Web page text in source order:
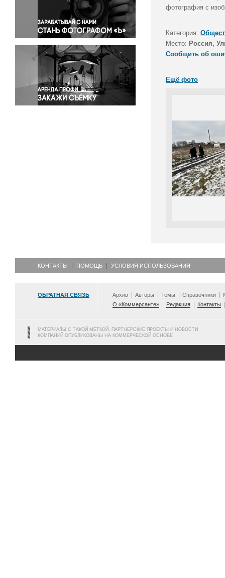
Правосудие
Происшествия и конфликты
Религия
Светская жизнь
Спорт
Экология
Экономика и бизнес
фотография с
Категория:
Место: Россия,
Сообщить об
Ещё фото
КОНТАКТЫ ПОМОЩЬ УСЛОВИЯ ИСПОЛЬЗОВАНИЯ
ОБРАТНАЯ СВЯЗЬ Архив Авторы Темы Справочники
О «Коммерсанте»
Редакция Контакты
МАТЕРИАЛЫ С ТАКОЙ МЕТКОЙ, ПАРТНЕРСКИЕ ПРОЕКТЫ И НОВОСТИ
КОМПАНИЙ ОПУБЛИКОВАНЫ НА КОММЕРЧЕСКОЙ ОСНОВЕ